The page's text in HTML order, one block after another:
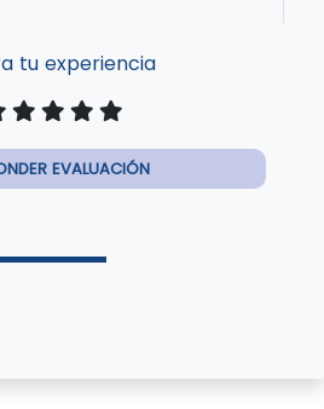
tu experiencia
EVALUACIÓN